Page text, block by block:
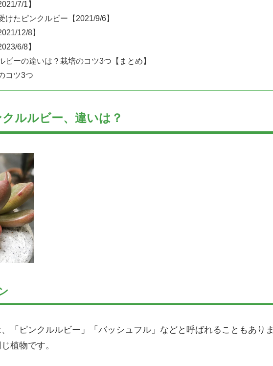
7/1】
たピンクルビー【2021/9/6】
12/8】
6/8】
ビーの違いは？栽培のコツ3つ【まとめ】
コツ3つ
ルルビー、違いは？
「ピンクルルビー」「バッシュフル」などと呼ばれることもありま
植物です。